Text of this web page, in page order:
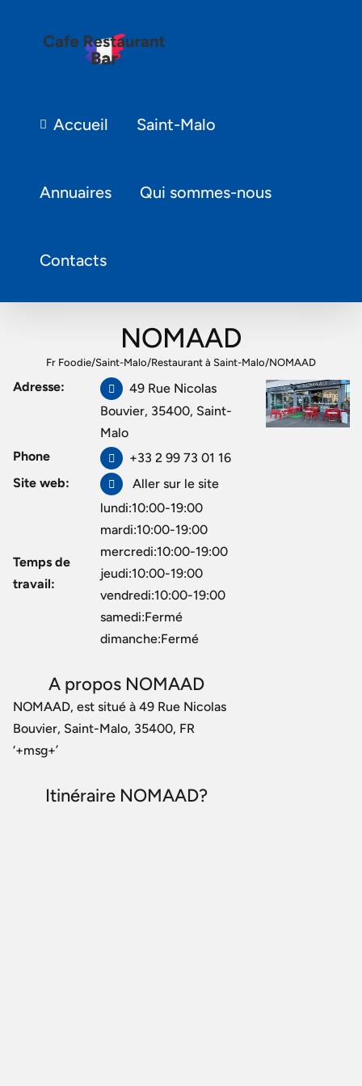
Accueil Saint-Malo
Annuaires Qui sommes-nous
Contacts
NOMAAD
Fr Foodie/Saint-Malo/Restaurant à Saint-Malo/NOMAAD
Adresse:
49 Rue Nicolas
Bouvier, 35400, Saint-
Malo
Phone
+33 2 99 73 01 16
Site web:
Aller sur le site
Temps de
travail:
lundi:10:00-19:00
mardi:10:00-19:00
mercredi:10:00-19:00
jeudi:10:00-19:00
vendredi:10:00-19:00
samedi:Fermé
dimanche:Fermé
A propos NOMAAD
NOMAAD, est situé à 49 Rue Nicolas
Bouvier, Saint-Malo, 35400, FR
‘+msg+’
Itinéraire NOMAAD?